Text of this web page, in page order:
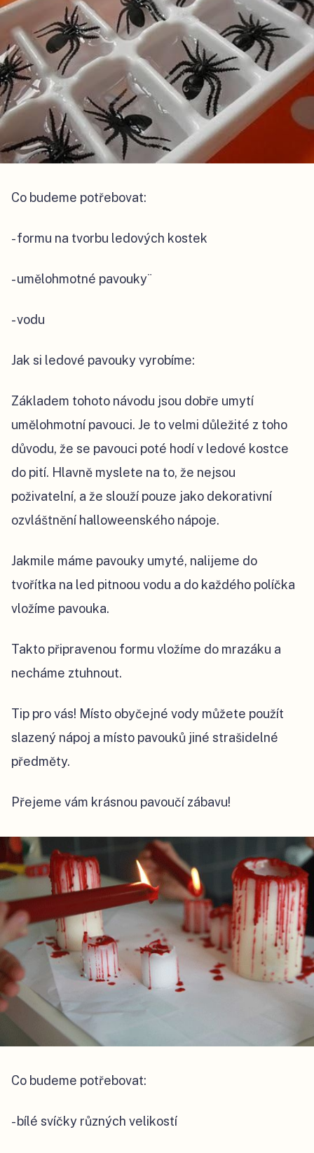
Co budeme potřebovat:
- formu na tvorbu ledových kostek
- umělohmotné pavouky¨
- vodu
Jak si ledové pavouky vyrobíme:
Základem tohoto návodu jsou dobře umytí
umělohmotní pavouci. Je to velmi důležité z toho
důvodu, že se pavouci poté hodí v ledové kostce
do pití. Hlavně myslete na to, že nejsou
poživatelní, a že slouží pouze jako dekorativní
ozvláštnění halloweenského nápoje.
Jakmile máme pavouky umyté, nalijeme do
tvořítka na led pitnoou vodu a do každého políčka
vložíme pavouka.
Takto připravenou formu vložíme do mrazáku a
necháme ztuhnout.
Tip pro vás! Místo obyčejné vody můžete použít
slazený nápoj a místo pavouků jiné strašidelné
předměty.
Přejeme vám krásnou pavoučí zábavu!
Co budeme potřebovat:
- bílé svíčky různých velikostí